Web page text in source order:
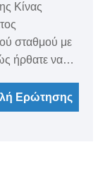
Κίνας
σταθμού με
ήρθατε να
Ερώτησης